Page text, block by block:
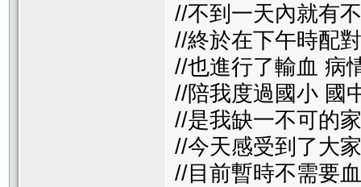
//不到一天內就有
//終於在下午時配
//也進行了輸血 病
//陪我度過國小 國
//是我缺一不可的
//今天感受到了大
//目前暫時不需要